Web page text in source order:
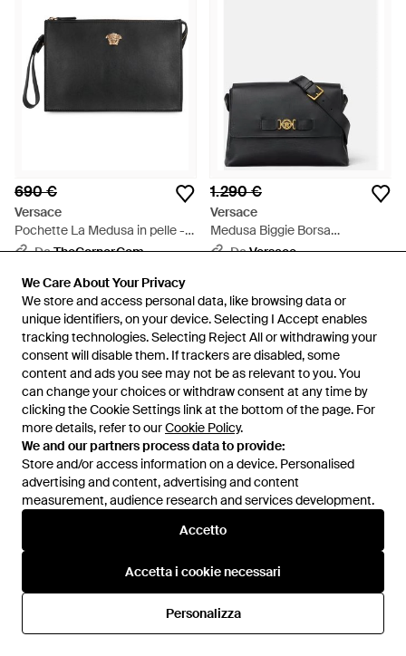
We Care About Your Privacy
We store and access personal data, like browsing data or
unique identifiers, on your device. Selecting I Accept enables
tracking technologies. Selecting Reject All or withdrawing your
consent will disable them. If trackers are disabled, some
content and ads you see may not be as relevant to you. You
can change your choices or withdraw consent at any time by
clicking the Cookie Settings link at the bottom of the page. For
more details, refer to ourCookie Policy.
We and our partners process data to provide:
Store and/or access information on a device. Personalised
advertising and content, advertising and content
measurement, audience research and services development.
Accetto
Accetta i cookie necessari
Personalizza
We Care About Your Privacy
We store and access personal data, like browsing data or
unique identifiers, on your device. Selecting I Accept enables
tracking technologies. Selecting Reject All or withdrawing your
consent will disable them. If trackers are disabled, some
content and ads you see may not be as relevant to you. You
can change your choices or withdraw consent at any time by
clicking the Cookie Settings link at the bottom of the page. For
more details, refer to ourCookie Policy.
We and our partners process data to provide:
Store and/or access information on a device. Personalised
advertising and content, advertising and content
measurement, audience research and services development.
Accetto
Accetta i cookie necessari
Personalizza
690 €
Versace
Pochette La Medusa in pelle -
NeroDaTheCorner.com
ESAURITO
1.290 €
Versace
Medusa Biggie Borsa
Messenger - Nero
DaVersace
Versace
Clutch Medusa - Nero
DaFARFETCH
412,49 €
Marsupio La Medusa - Nero
DaGIGLIO.COM
ESAURITO